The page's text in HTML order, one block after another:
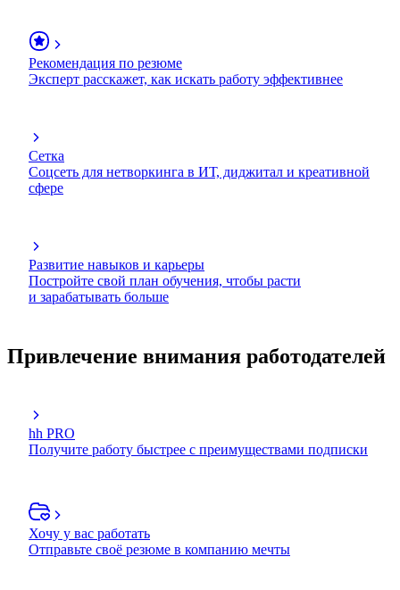
Рекомендация по резюме
Эксперт расскажет, как искать работу эффективнее
Сетка
Соцсеть для нетворкинга в ИТ, диджитал и креативной
сфере
Развитие навыков и карьеры
Постройте свой план обучения, чтобы расти
и зарабатывать больше
Привлечение внимания работодателей
hh PRO
Получите работу быстрее с преимуществами подписки
Хочу у вас работать
Отправьте своё резюме в компанию мечты